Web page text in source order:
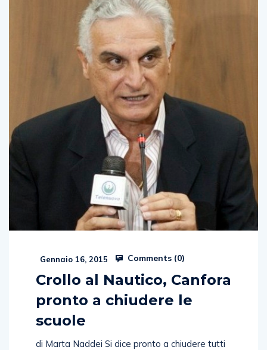
Gennaio 16, 2015 Comments (0)
Crollo al Nautico, Canfora
pronto a chiudere le
scuole
di Marta Naddei Si dice pronto a chiudere tutti